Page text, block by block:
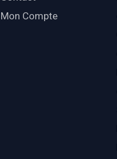
Mon Compte